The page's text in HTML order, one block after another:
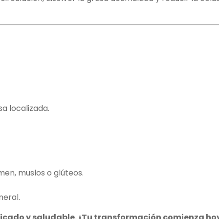
localizada.
muslos o glúteos.